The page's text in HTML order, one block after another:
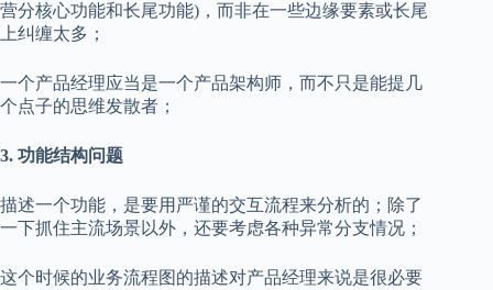
营分核心功能和长尾功能)，而非在一些边缘要素或长尾
上纠缠太多；
一个产品经理应当是一个产品架构师，而不只是能提几
个点子的思维发散者；
3. 功能结构问题
描述一个功能，是要用严谨的交互流程来分析的；除了
一下抓住主流场景以外，还要考虑各种异常分支情况；
这个时候的业务流程图的描述对产品经理来说是很必要